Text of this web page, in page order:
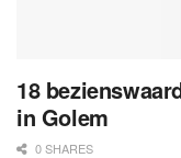
18
in Golem
0 SHARES